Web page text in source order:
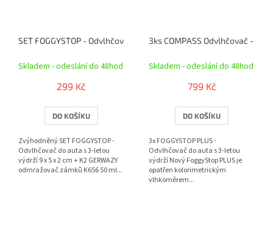
Skladem - odeslání do 48hod
299 Kč
DO KOŠÍKU
Zvýhodněný SET FOGGYSTOP -
Odvlhčovač do auta s 3-letou
výdrží 9 x 5 x 2 cm + K2 GERWAZY
odmražovač zámků K656 50 ml...
3ks COMPASS Odvlhčovač -
Skladem - odeslání do 48hod
799 Kč
DO KOŠÍKU
3x FOGGYSTOP PLUS -
Odvlhčovač do auta s 3-letou
výdrží Nový FoggyStop PLUS je
opatřen kolorimetrickým
vlhkoměrem...